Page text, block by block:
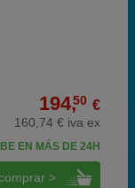
194,50 €
160,74 € iva ex
EN MÁS DE 24H
>